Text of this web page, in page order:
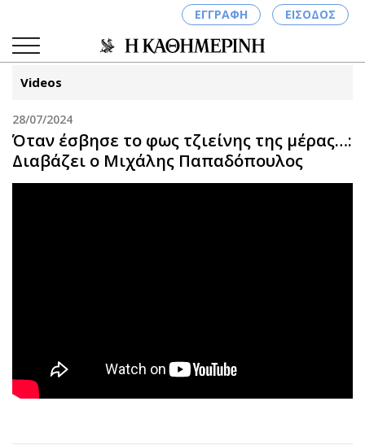
ΕΓΓΡΑΦΗ ΕΙΣΟΔΟΣ
ΚΑΤΗΓΟΡΙΕΣ ΣΥΝΔΕΣΗ
Κύπρος
Αθλητισμός
Κύπρος
Απόψεις
Geek
Νέα
Videos
28/07/2024
Όταν έσβησε το φως τζιείνης της μέρας…:
Διαβάζει ο Μιχάλης Παπαδόπουλος